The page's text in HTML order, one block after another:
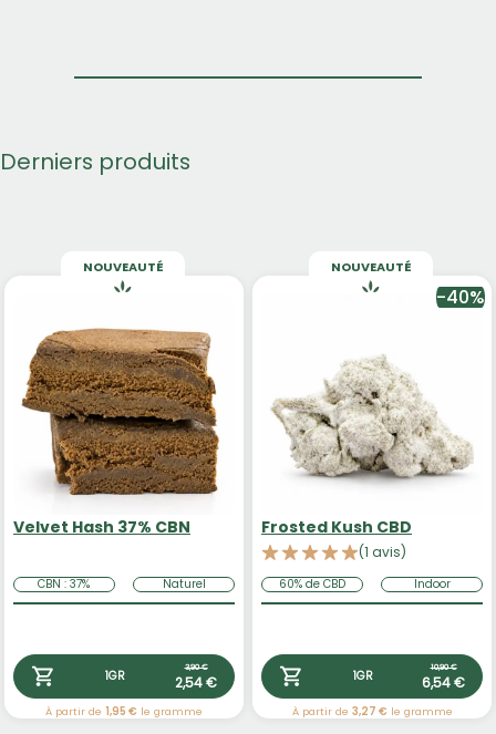
Derniers produits
NOUVEAUTÉ
Velvet Hash 37% CBN
CBN : 37% Naturel
1GR
3,90 €
2,54 €
À partir de 1,95 € le gramme
NOUVEAUTÉ
-40%
Frosted Kush CBD
(1 avis)
60% de CBD Indoor
1GR
10,90 €
6,54 €
À partir de 3,27 € le gramme